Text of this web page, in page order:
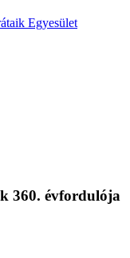
Egyesület
360. évfordulója